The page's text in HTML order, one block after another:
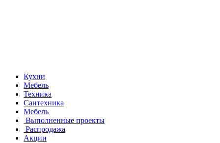
Кухни
Мебель
Техника
Сантехника
Мебель
Выполненные проекты
Распродажа
Акции